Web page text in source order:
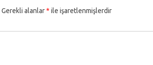
Gerekli alanlar* ile işaretlenmişlerdir